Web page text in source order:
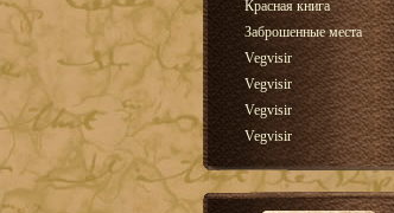
Красная книга
Заброшенные места
Vegvisir
Vegvisir
Vegvisir
Vegvisir